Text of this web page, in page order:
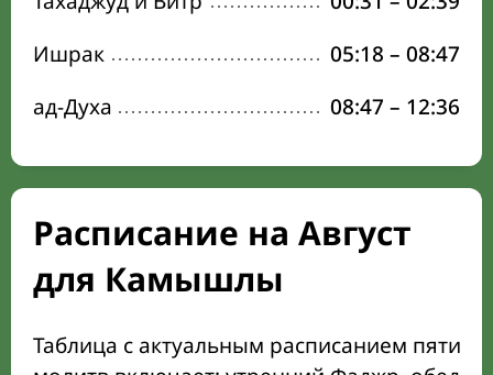
Ишрак
05:18 – 08:47
ад-Духа
08:47 – 12:36
Расписание на Август
для Камышлы
Таблица с актуальным расписанием пяти